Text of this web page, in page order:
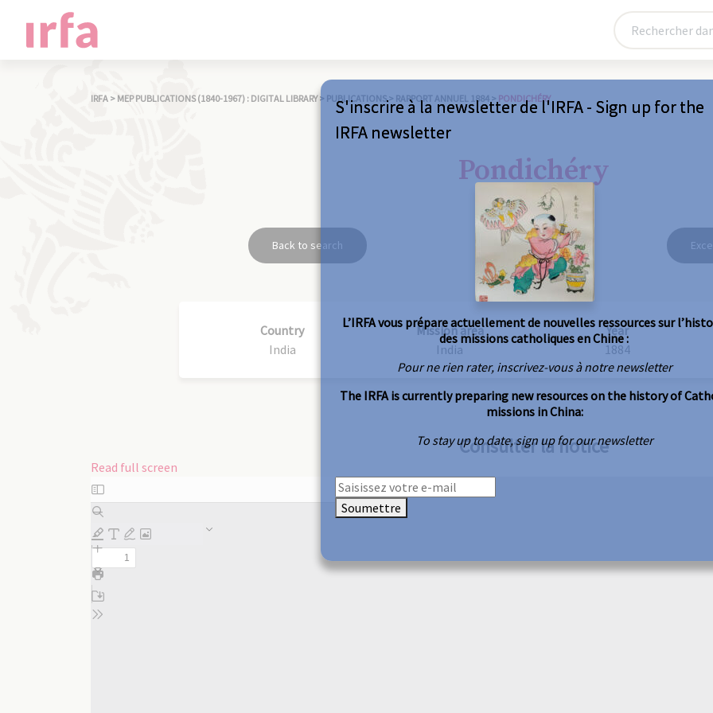
IRFA > MEP PUBLICATIONS (1840-1967) : DIGITAL LIBRARY > PUBLICATIONS > RAPPORT ANNUEL 1884 > PONDICHÉRY
Pondichéry
Back to search
Country
India
Mission area
India
Year
1884
Consulter la notice
Read full screen
Skip
to
PDF
content
S'inscrire à la newsletter de l'IRFA - Sign up for the
IRFA newsletter
L’IRFA vous prépare actuellement de nouvelles ressources sur
des missions catholiques en Chine :
Pour ne rien rater, inscrivez-vous à notre newsletter
The IRFA is currently preparing new resources on the history of
missions in China:
To stay up to date, sign up for our newsletter
Soumettre